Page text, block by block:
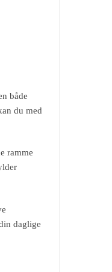
både
du med
ramme
daglige